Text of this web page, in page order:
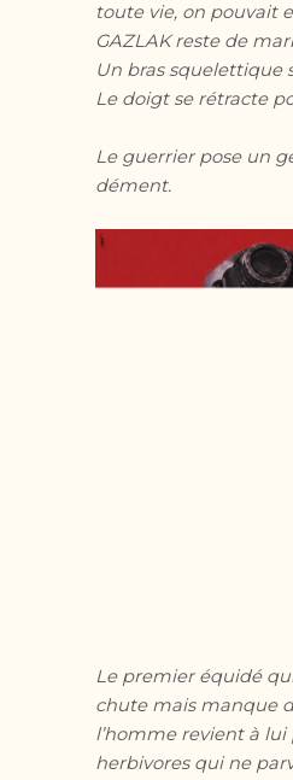
toute vie, on pouvait
GAZLAK reste de
Un bras squelettique
Le doigt se rétracte
Le guerrier pose un
dément.
Le premier équidé
chute mais manque
l’homme revient à
herbivores qui ne